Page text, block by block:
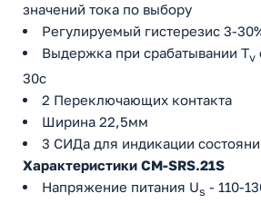
значений тока по выбору
Регулируемый гистерезис 3-
Выдержка при срабатывании Tv
30с
2 Переключающих контакта
Ширина 22,5мм
3 СИДа для индикации
Характеристики CM-SRS.21S
Напряжение питания Us - 110-